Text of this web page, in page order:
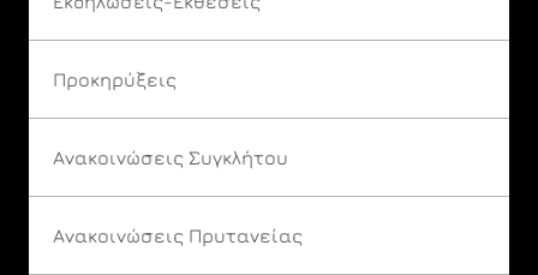
Προκηρύξεις
Ανακοινώσεις Συγκλήτου
Ανακοινώσεις Πρυτανείας